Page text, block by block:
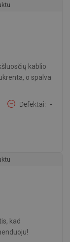
kablio
o spalva
Defektai -
kad